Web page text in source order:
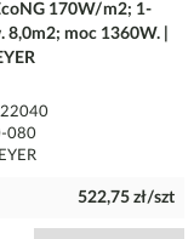
170W/m2; 1-
moc 1360W. |
080
522,75 zł/szt